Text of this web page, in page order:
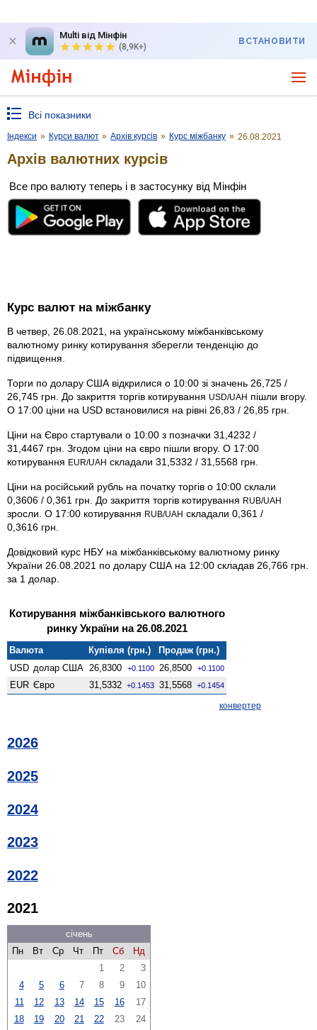
Multi від Мінфін
(8,9K+)
ВСТАНОВИТИ
Всі показники
Індекси » Курси валют » Архів курсів » Курс міжбанку » 26.08.2021
Архів валютних курсів
Все про валюту теперь і в застосунку від Мінфін
Курс валют на міжбанку
В четвер, 26.08.2021, на українському міжбанківському
валютному ринку котирування зберегли тенденцію до
підвищення.
Торги по долару США відкрилися о 10:00 зі значень 26,725 /
26,745 грн. До закриття торгів котирування USD/UAH пішли вгору.
О 17:00 ціни на USD встановилися на рівні 26,83 / 26,85 грн.
Ціни на Євро стартували о 10:00 з позначки 31,4232 /
31,4467 грн. Згодом ціни на євро пішли вгору. О 17:00
котирування EUR/UAH складали 31,5332 / 31,5568 грн.
Ціни на російський рубль на початку торгів о 10:00 склали
0,3606 / 0,361 грн. До закриття торгів котирування RUB/UAH
зросли. О 17:00 котирування RUB/UAH складали 0,361 /
0,3616 грн.
Довідковий курс НБУ на міжбанківському валютному ринку
України 26.08.2021 по долару США на 12:00 складав 26,766 грн.
за 1 долар.
Котирування міжбанківського валютного
ринку України на 26.08.2021
Валюта Купівля (грн.)
Продаж (грн.)
USD долар США 26,8300 +0.1100 26,8500 +0.1100
EUR Євро 31,5332 +0.1453 31,5568 +0.1454
конвертер
2026
2025
2024
2023
2022
2021
січень
Пн
Вт Ср Чт Пт Сб
Нд
1
2
3
4
5 6 7 8 9
10
11
12 13 14 15 16
17
18
19 20 21 22 23
24